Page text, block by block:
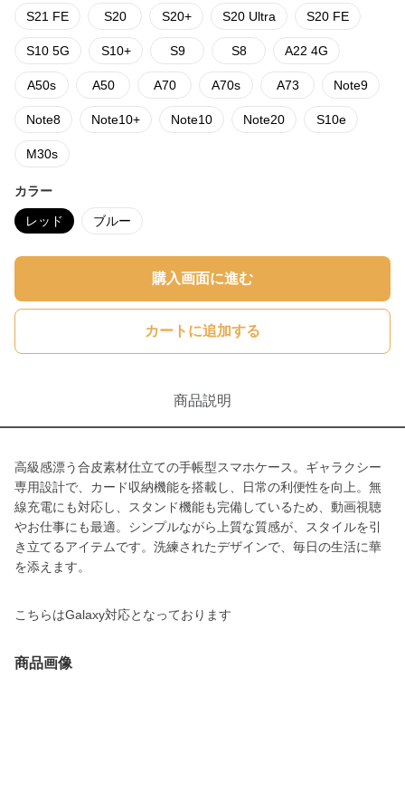
S21 FE S20 S20+ S20 Ultra S20 FE
S10 5G S10+ S9 S8 A22 4G
A50s A50 A70 A70s A73 Note9
Note8 Note10+ Note10 Note20 S10e
M30s
カラー
レッド ブルー
購入画面に進む
カートに追加する
商品説明
高級感漂う合皮素材仕立ての手帳型スマホケース。ギャラクシー
専用設計で、カード収納機能を搭載し、日常の利便性を向上。無
線充電にも対応し、スタンド機能も完備しているため、動画視聴
やお仕事にも最適。シンプルながら上質な質感が、スタイルを引
き立てるアイテムです。洗練されたデザインで、毎日の生活に華
を添えます。
こちらはGalaxy対応となっております
商品画像